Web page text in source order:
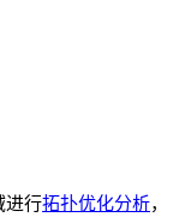
进行拓扑优化分析，